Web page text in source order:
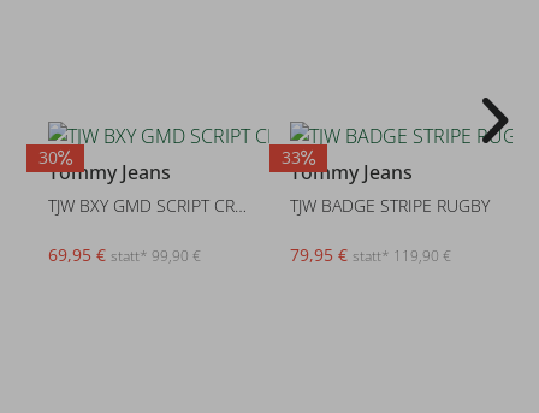
30
Tommy Jeans
TJW BXY GMD SCRIPT CREW
69,95 € statt* 99,90 €
33
Tommy Jeans
TJW BADGE STRIPE RUGBY
79,95 € statt* 119,90 €